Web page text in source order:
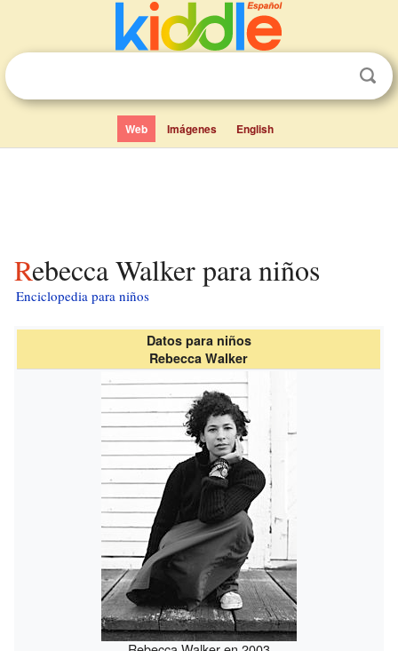
Web Imágenes English
Rebecca Walker para niños
Enciclopedia para niños
Datos para niños
Rebecca Walker